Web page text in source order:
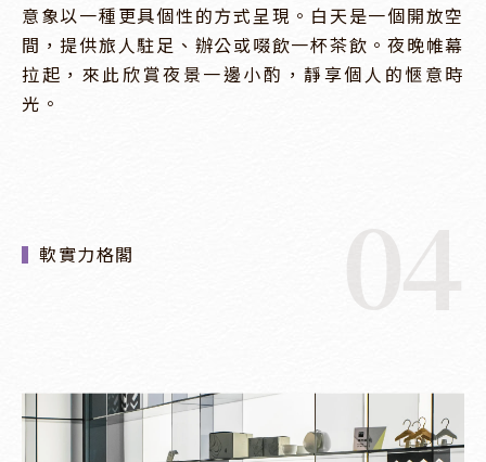
意象以一種更具個性的方式呈現。白天是一個開放空
間，提供旅人駐足、辦公或啜飲一杯茶飲。夜晚帷幕
拉起，來此欣賞夜景一邊小酌，靜享個人的愜意時
光。
軟實力格閣 04